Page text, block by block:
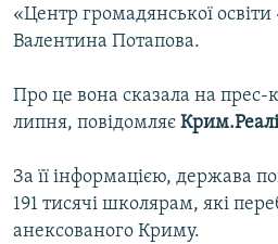
«Центр громадянської
Валентина Потапова.
Про це вона сказала на прес-
липня, повідомляє
За її інформацією, держава
191 тисячі школярам, які
анексованого Криму.